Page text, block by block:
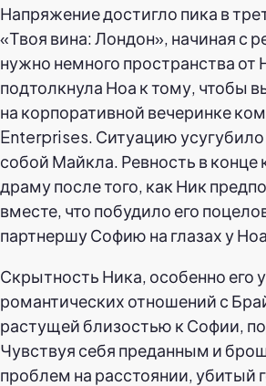
Напряжение достигло пика в
«Твоя вина: Лондон», начиная с
нужно немного пространства от
подтолкнула Ноа к тому, чтобы
на корпоративной вечеринке
Enterprises. Ситуацию усугубило
собой Майкла. Ревность в конце
драму после того, как Ник
вместе, что побудило его
партнершу Софию на глазах у Ноа.
Скрытность Ника, особенно его
романтических отношений с
растущей близостью к Софии,
Чувствуя себя преданным и
проблем на расстоянии, убитый